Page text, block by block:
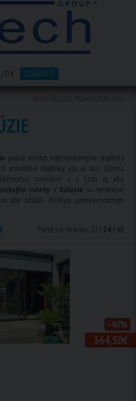
0 € ZOBRAZIŤ
patria medzi najtrendovejšie doplnky
estetické doplnky, ale aj ako účinná
interiéru a z časti aj ako
rolety a žalúzie sú vyrobené
aby odolali všetkým poveternostným
Počet na stránke: 12 | 24 | 48
364,50€
-40%